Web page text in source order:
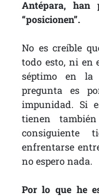
Antépara, han
“posicionen”.
No es creíble
todo esto, ni en
séptimo en la
pregunta es
impunidad. Si
tienen
consiguiente
enfrentarse
no espero nada.
Por lo que he